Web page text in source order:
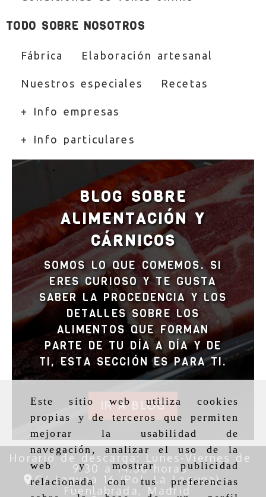
Este sitio web utiliza cookies
propias y de terceros que permiten
mejorar la usabilidad de
navegación, analizar el uso de la
web y mostrar publicidad
relacionada con tus preferencias
TODO SOBRE NOSOTROS
Fábrica Elaboración artesanal
Nuestros especiales
+ Info particulares
BLOG SOBRE
ALIMENTACIÓN Y
CÁRNICOS
SOMOS LO QUE COMEMOS. SI
ERES CURIOSO Y TE GUSTA
SABER LA PROCEDENCIA Y LOS
DETALLES SOBRE LOS
ALIMENTOS QUE FORMAN
PARTE DE TU DÍA A DÍA Y DE
TI, ESTA SECCIÓN ES PARA TI.
IR A BLOG
Horario de descarga: Lunes-Viernes de
9:30 a 14:30 horas
C/ Laguna 16 (Pol. La Laguna) -
Fuenlabrada,Madrid
916070071